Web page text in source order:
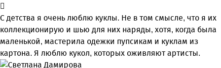
С детства я очень люблю куклы. Не в том смысле, что я их
коллекционирую и шью для них наряды, хотя, когда была
маленькой, мастерила одежки пупсикам и куклам из
картона. Я люблю кукол, которых оживляют артисты.